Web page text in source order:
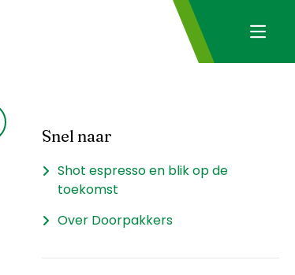
Snel naar
Shot espresso en blik op de
toekomst
Over Doorpakkers